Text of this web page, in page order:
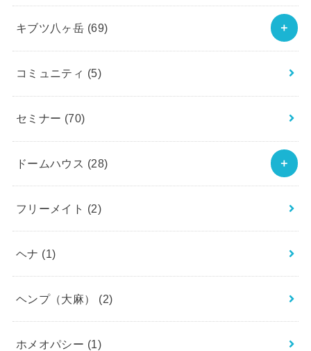
キブツ八ヶ岳 (69)
コミュニティ (5)
セミナー (70)
ドームハウス (28)
フリーメイト (2)
ヘナ (1)
ヘンプ（大麻） (2)
ホメオパシー (1)